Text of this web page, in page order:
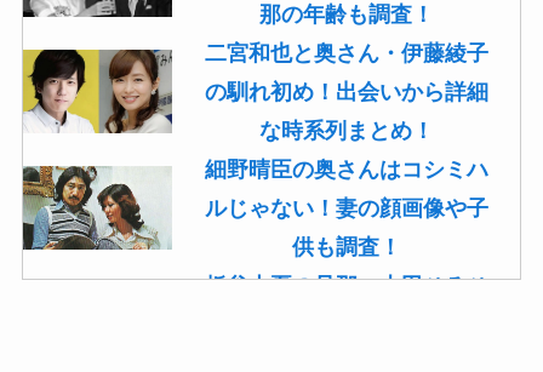
那の年齢も調査！
二宮和也と奥さん・伊藤綾子
の馴れ初め！出会いから詳細
な時系列まとめ！
細野晴臣の奥さんはコシミハ
ルじゃない！妻の顔画像や子
供も調査！
板谷由夏の旦那・古田ひろひ